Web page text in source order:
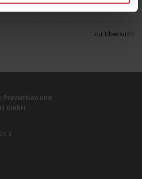
zur Übersicht
Prävention und
GmbH
3